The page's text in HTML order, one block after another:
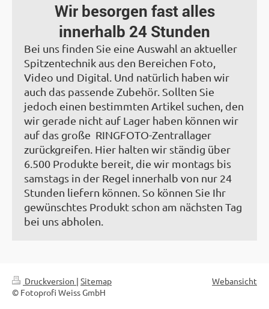
Wir besorgen fast alles
innerhalb 24 Stunden
Bei uns finden Sie eine Auswahl an aktueller
Spitzentechnik aus den Bereichen Foto,
Video und Digital. Und natürlich haben wir
auch das passende Zubehör. Sollten Sie
jedoch einen bestimmten Artikel suchen, den
wir gerade nicht auf Lager haben können wir
auf das große RINGFOTO-Zentrallager
zurückgreifen. Hier halten wir ständig über
6.500 Produkte bereit, die wir montags bis
samstags in der Regel innerhalb von nur 24
Stunden liefern können. So können Sie Ihr
gewünschtes Produkt schon am nächsten Tag
bei uns abholen.
Druckversion | Sitemap
© Fotoprofi Weiss GmbH
Webansicht